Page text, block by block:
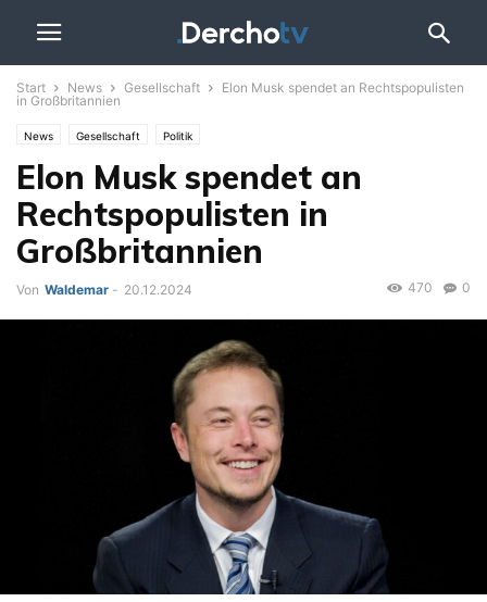
Start News Gesellschaft
Elon Musk spendet an Rechtspopulisten
in Großbritannien
News Gesellschaft Politik
Elon Musk spendet an
Rechtspopulisten in
Großbritannien
Von Waldemar - 20.12.2024 0
470